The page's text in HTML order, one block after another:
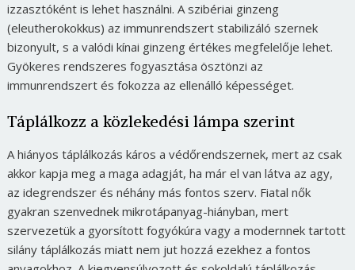
izzasztóként is lehet használni. A szibériai ginzeng
(eleutherokokkus) az immunrendszert stabilizáló szernek
bizonyult, s a valódi kínai ginzeng értékes megfelelője lehet.
Gyökeres rendszeres fogyasztása ösztönzi az
immunrendszert és fokozza az ellenálló képességet.
Táplálkozz a közlekedési lámpa szerint
A hiányos táplálkozás káros a védőrendszernek, mert az csak
akkor kapja meg a maga adagját, ha már el van látva az agy,
az idegrendszer és néhány más fontos szerv. Fiatal nők
gyakran szenvednek mikrotápanyag-hiányban, mert
szervezetük a gyorsított fogyókúra vagy a modernnek tartott
silány táplálkozás miatt nem jut hozzá ezekhez a fontos